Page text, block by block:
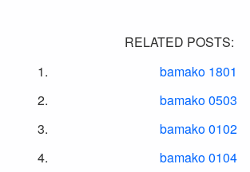
RELATED POSTS:
bamako 1801
bamako 0503
bamako 0102
bamako 0104